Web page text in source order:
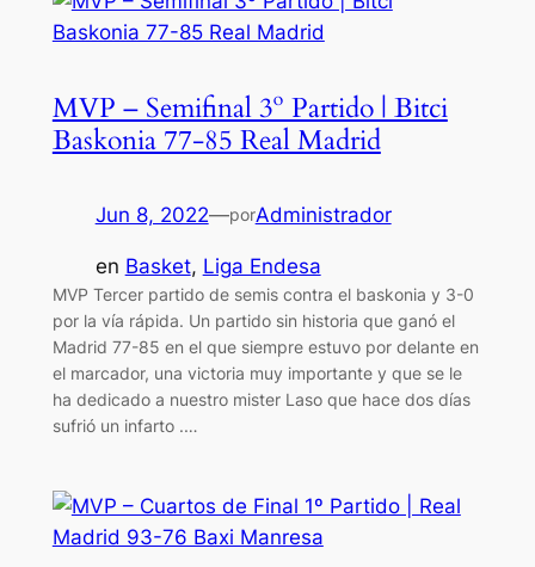
MVP – Semifinal 3º Partido | Bitci
Baskonia 77-85 Real Madrid
Jun 8, 2022—porAdministrador
en Basket, Liga Endesa
MVP Tercer partido de semis contra el baskonia y 3-0
por la vía rápida. Un partido sin historia que ganó el
Madrid 77-85 en el que siempre estuvo por delante en
el marcador, una victoria muy importante y que se le
ha dedicado a nuestro mister Laso que hace dos días
sufrió un infarto .…